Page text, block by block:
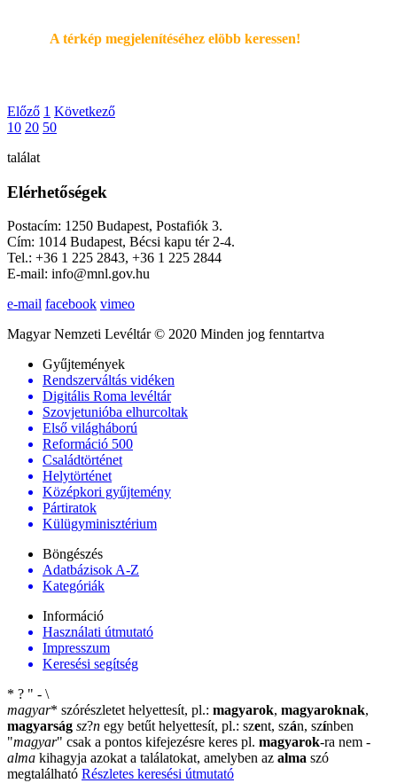
A térkép megjelenítéséhez elöbb keressen!
Előző 1 Következő
10 20 50
találat
Elérhetőségek
Postacím: 1250 Budapest, Postafiók 3.
Cím: 1014 Budapest, Bécsi kapu tér 2-4.
Tel.: +36 1 225 2843, +36 1 225 2844
E-mail: info@mnl.gov.hu
e-mail facebook vimeo
Magyar Nemzeti Levéltár © 2020 Minden jog fenntartva
Gyűjtemények
Rendszerváltás vidéken
Digitális Roma levéltár
Szovjetunióba elhurcoltak
Első világháború
Reformáció 500
Családtörténet
Helytörténet
Középkori gyűjtemény
Pártiratok
Külügyminisztérium
Böngészés
Adatbázisok A-Z
Kategóriák
Információ
Használati útmutató
Impresszum
Keresési segítség
* ? " - \
magyar* szórészletet helyettesít, pl.: magyarok, magyaroknak,
magyarság sz?n egy betűt helyettesít, pl.: szent, szán, színben
"magyar" csak a pontos kifejezésre keres pl. magyarok-ra nem -
alma kihagyja azokat a találatokat, amelyben az alma szó
megtalálható Részletes keresési útmutató